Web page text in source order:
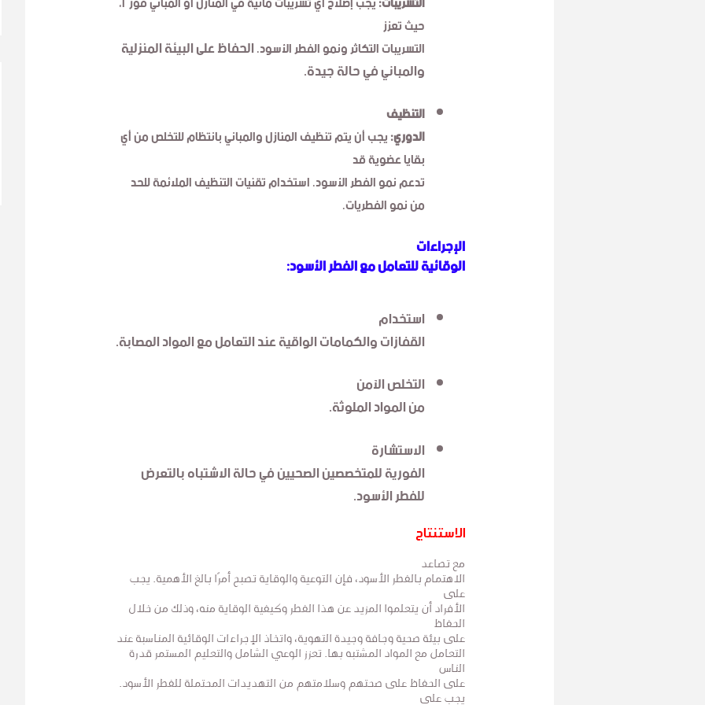
حيث تعزز
التسريبات التكاثر ونمو الفطر الأسود.الحفاظ على البيئة المنزلية
والمباني في حالة جيدة.
التنظيف
الدوري:يجب أن يتم تنظيف المنازل والمباني بانتظام للتخلص من أي
بقايا عضوية قد
تدعم نمو الفطر الأسود. استخدام تقنيات التنظيف الملائمة للحد
من نمو الفطريات.
الإجراءات
الوقائية للتعامل مع الفطر الأسود:
استخدام
القفازات والكمامات الواقية عند التعامل مع المواد المصابة.
التخلص الآمن
من المواد الملوثة.
الاستشارة
الفورية للمتخصصين الصحيين في حالة الاشتباه بالتعرض
للفطر الأسود.
الاستنتاج
مع تصاعد
الاهتمام بالفطر الأسود، فإن التوعية والوقاية تصبح أمرًا بالغ الأهمية. يجب
على
الأفراد أن يتعلموا المزيد عن هذا الفطر وكيفية الوقاية منه، وذلك من خلال
الحفاظ
على بيئة صحية وجافة وجيدة التهوية، واتخاذ الإجراءات الوقائية المناسبة عند
التعامل مع المواد المشتبه بها. تعزز الوعي الشامل والتعليم المستمر قدرة
الناس
على الحفاظ على صحتهم وسلامتهم من التهديدات المحتملة للفطر الأسود.
يجب على